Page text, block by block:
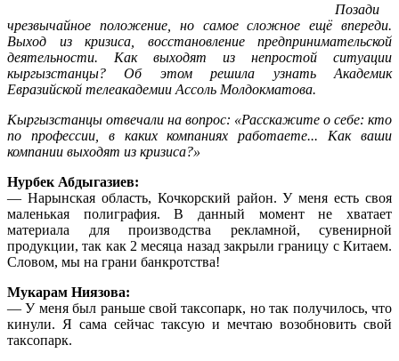
Позади
чрезвычайное положение, но самое сложное ещё впереди.
Выход из кризиса, восстановление предпринимательской
деятельности. Как выходят из непростой ситуации
кыргызстанцы? Об этом решила узнать Академик
Евразийской телеакадемии Ассоль Молдокматова.
Кыргызстанцы отвечали на вопрос: «Расскажите о себе: кто
по профессии, в каких компаниях работаете... Как ваши
компании выходят из кризиса?»
Нурбек Абдыгазиев:
— Нарынская область, Кочкорский район. У меня есть своя
маленькая полиграфия. В данный момент не хватает
материала для производства рекламной, сувенирной
продукции, так как 2 месяца назад закрыли границу с Китаем.
Словом, мы на грани банкротства!
Мукарам Ниязова:
— У меня был раньше свой таксопарк, но так получилось, что
кинули. Я сама сейчас таксую и мечтаю возобновить свой
таксопарк.